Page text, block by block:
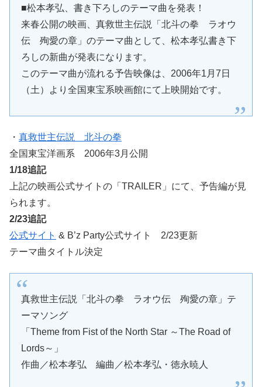
■松本孝弘、書き下ろしのテーマ曲を発表！
来春公開の映画、真救世主伝説「北斗の拳 ラオウ
伝 殉愛の章」のテーマ曲として、松本孝弘書き下
ろしの新曲が発表になります。
このテーマ曲が流れる予告映像は、2006年1月7日
（土）より全国東宝系映画館にて上映開始です。
・ 真救世主伝説 北斗の拳
全国東宝洋画系 2006年3月公開
1/18追記
上記の映画公式サイトの「TRAILER」にて、予告編が見
られます。
2/23追記
公式サイト & B’z Party公式サイト 2/23更新
テーマ曲タイトル決定
真救世主伝説「北斗の拳 ラオウ伝 殉愛の章」テ
ーマソング
「Theme from Fist of the North Star ～The Road of
Lords～」
作曲／松本孝弘 編曲／松本孝弘・徳永暁人